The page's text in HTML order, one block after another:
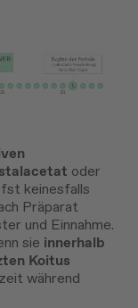
oder
keinesfalls
Präparat
und Einnahme.
sie innerhalb
Koitus
während